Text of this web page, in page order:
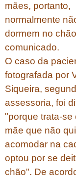
mães, portanto,
normalmente
dormem no
comunicado.
O caso da
fotografada por
Siqueira,
assessoria, foi
"porque trata-se
mãe que não
acomodar na
optou por se
chão". De